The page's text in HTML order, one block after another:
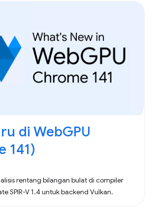
di WebGPU
141)
rentang bilangan bulat di compiler
SPIR-V 1.4 untuk backend Vulkan.